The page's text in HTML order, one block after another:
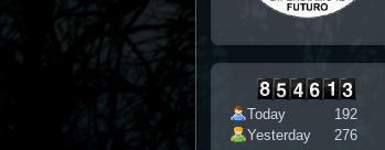
Today
192
Yesterday
276